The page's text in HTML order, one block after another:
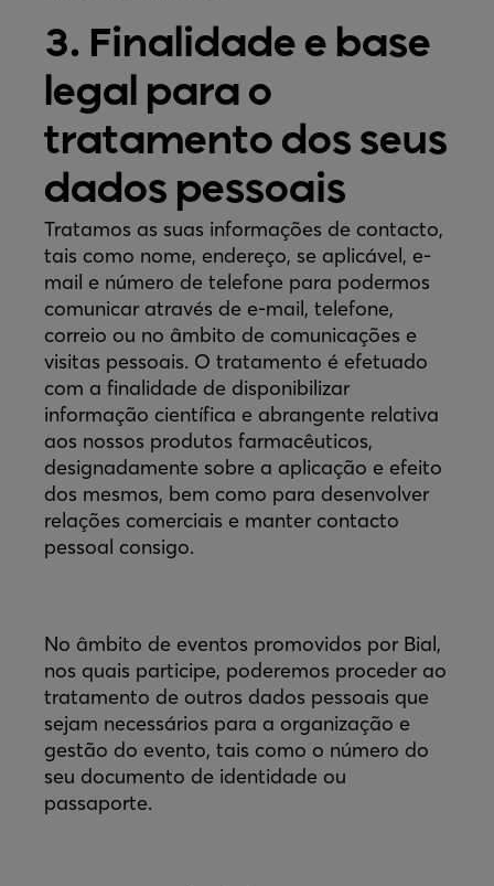
3. Finalidade e base
legal para o
tratamento dos seus
dados pessoais
Tratamos as suas informações de contacto,
tais como nome, endereço, se aplicável, e-
mail e número de telefone para podermos
comunicar através de e-mail, telefone,
correio ou no âmbito de comunicações e
visitas pessoais. O tratamento é efetuado
com a finalidade de disponibilizar
informação científica e abrangente relativa
aos nossos produtos farmacêuticos,
designadamente sobre a aplicação e efeito
dos mesmos, bem como para desenvolver
relações comerciais e manter contacto
pessoal consigo.
No âmbito de eventos promovidos por Bial,
nos quais participe, poderemos proceder ao
tratamento de outros dados pessoais que
sejam necessários para a organização e
gestão do evento, tais como o número do
seu documento de identidade ou
passaporte.